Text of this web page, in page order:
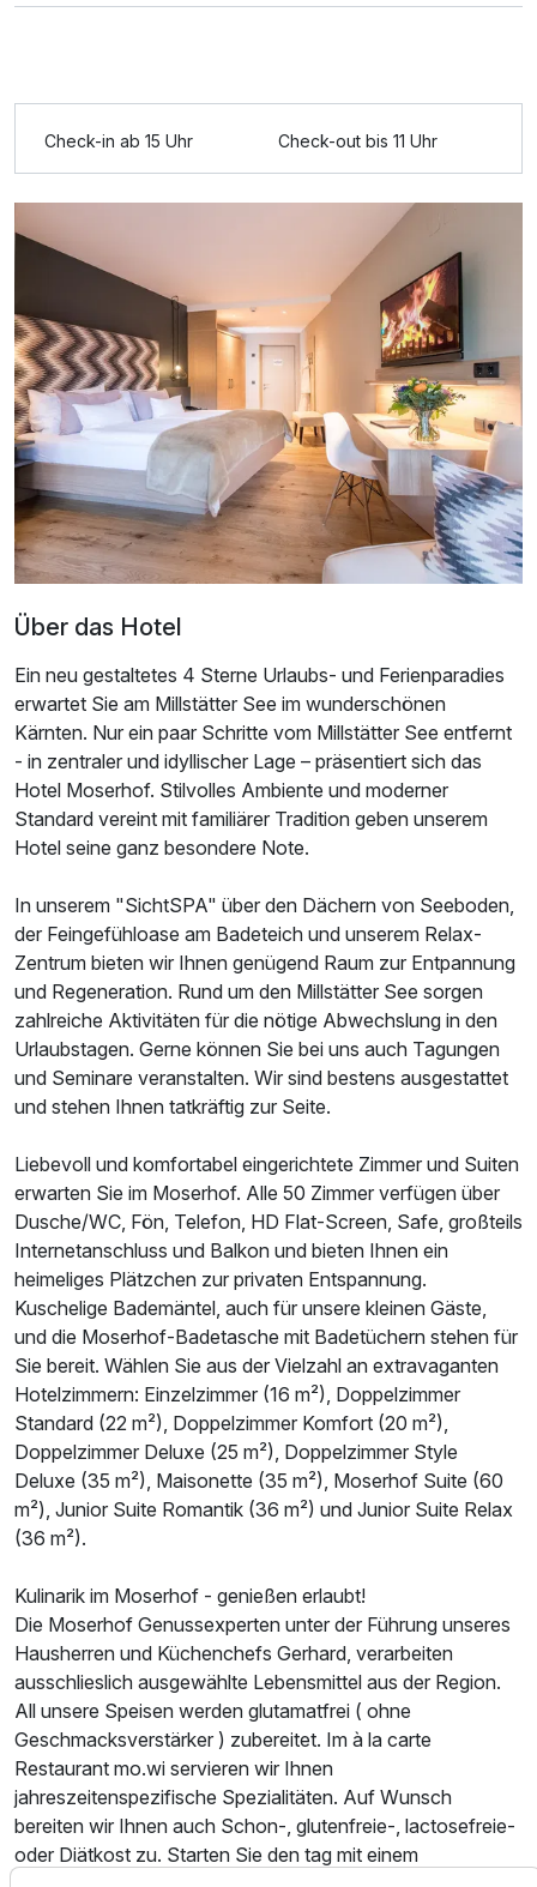
Für 4 Tage p.P. ab 375,00 €
Doppelzimmer Deluxe
2 Erwachsene und 2 Kinder
Ausstattung
Zusatznächte
Für 4 Tage p.P. ab450,00 €
Doppelzimmer Gartenblick
2 Erwachsene
Ausstattung
Zusatznächte
Für 4 Tage p.P. ab417,00 €
Check-in ab 15 Uhr Check-out bis 11 Uhr
Über das Hotel
Ein neu gestaltetes 4 Sterne Urlaubs- und Ferienparadies
erwartet Sie am Millstätter See im wunderschönen
Kärnten. Nur ein paar Schritte vom Millstätter See entfernt
- in zentraler und idyllischer Lage – präsentiert sich das
Hotel Moserhof. Stilvolles Ambiente und moderner
Standard vereint mit familiärer Tradition geben unserem
Hotel seine ganz besondere Note.
In unserem "SichtSPA" über den Dächern von Seeboden,
der Feingefühloase am Badeteich und unserem Relax-
Zentrum bieten wir Ihnen genügend Raum zur Entpannung
und Regeneration. Rund um den Millstätter See sorgen
zahlreiche Aktivitäten für die nötige Abwechslung in den
Urlaubstagen. Gerne können Sie bei uns auch Tagungen
und Seminare veranstalten. Wir sind bestens ausgestattet
und stehen Ihnen tatkräftig zur Seite.
Liebevoll und komfortabel eingerichtete Zimmer und Suiten
erwarten Sie im Moserhof. Alle 50 Zimmer verfügen über
Dusche/WC, Fön, Telefon, HD Flat-Screen, Safe, großteils
Internetanschluss und Balkon und bieten Ihnen ein
heimeliges Plätzchen zur privaten Entspannung.
Kuschelige Bademäntel, auch für unsere kleinen Gäste,
und die Moserhof-Badetasche mit Badetüchern stehen für
Sie bereit. Wählen Sie aus der Vielzahl an extravaganten
Hotelzimmern: Einzelzimmer (16 m²), Doppelzimmer
Standard (22 m²), Doppelzimmer Komfort (20 m²),
Doppelzimmer Deluxe (25 m²), Doppelzimmer Style
Deluxe (35 m²), Maisonette (35 m²), Moserhof Suite (60
m²), Junior Suite Romantik (36 m²) und Junior Suite Relax
(36 m²).
Kulinarik im Moserhof - genießen erlaubt!
Die Moserhof Genussexperten unter der Führung unseres
Hausherren und Küchenchefs Gerhard, verarbeiten
ausschlieslich ausgewählte Lebensmittel aus der Region.
All unsere Speisen werden glutamatfrei ( ohne
Geschmacksverstärker ) zubereitet. Im à la carte
Restaurant mo.wi servieren wir Ihnen
jahreszeitenspezifische Spezialitäten. Auf Wunsch
bereiten wir Ihnen auch Schon-, glutenfreie-, lactosefreie-
oder Diätkost zu. Starten Sie den tag mit einem